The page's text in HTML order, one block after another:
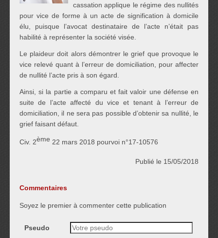
cassation applique le régime des nullités
pour vice de forme à un acte de signification à domicile
élu, puisque l’avocat destinataire de l’acte n’était pas
habilité à représenter la société visée.
Le plaideur doit alors démontrer le grief que provoque le
vice relevé quant à l’erreur de domiciliation, pour affecter
de nullité l’acte pris à son égard.
Ainsi, si la partie a comparu et fait valoir une défense en
suite de l’acte affecté du vice et tenant à l’erreur de
domiciliation, il ne sera pas possible d’obtenir sa nullité, le
grief faisant défaut.
Civ. 2ème 22 mars 2018 pourvoi n°17-10576
Publié le 15/05/2018
Commentaires
Soyez le premier à commenter cette publication
Pseudo